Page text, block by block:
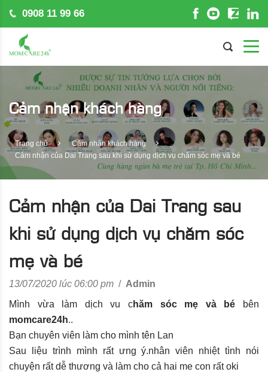
0908 11 99 66
Cảm nhận khách hàng
Trang chủ
Cảm nhận khách hàng
Cảm nhận của Dai Trang sau khi sử dụng dịch vụ chăm sóc mẹ và bé
Cảm nhận của Dai Trang sau
khi sử dụng dịch vụ chăm sóc
mẹ và bé
13/07/2020 lúc 06:00 pm / Admin
Mình vừa làm dịch vu chăm sóc mẹ và bé bên
momcare24h..
Bạn chuyên viên làm cho mình tên Lan
Sau liệu trình mình rất ưng ý.nhân viên nhiệt tình nói
chuyện rất dễ thương và làm cho cả hai me con rất oki